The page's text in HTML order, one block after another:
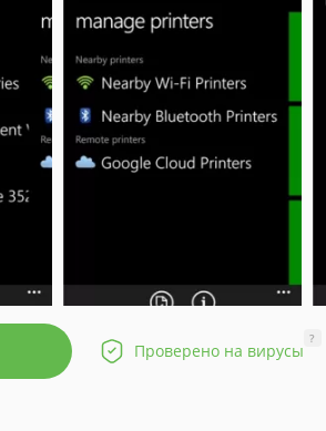
Проверено на вирусы
?